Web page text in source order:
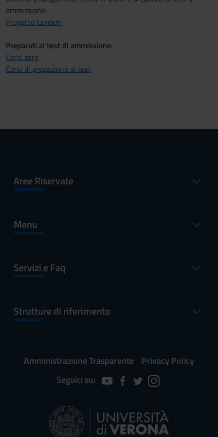
ammissione:
Progetto tandem
Preparati al test di ammissione:
Corsi zero
Corsi di prepazione al test
Aree Riservate
Menu
Servizi e Faq
Strutture di riferimento
Amministrazione Trasparente
Privacy Policy
Seguici su: